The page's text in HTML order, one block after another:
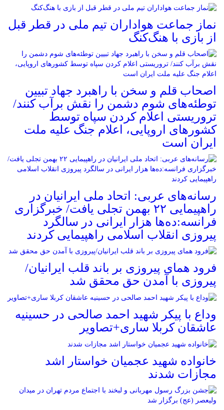
نماز جماعت هواداران تیم ملی در قطر قبل
از بازی با هنگ‌کنگ
اصحاب قلم و سخن با راهبرد جهاد تبیین
توطئه‌های شوم دشمن را نقش برآب کنند/
تروریستی اعلام کردن سپاه توسط
کشورهای اروپایی، اعلام جنگ علیه ملت
ایران است
رسانه‌های عربی: اتحاد ملی ایرانیان در
راهپیمایی ۲۲ بهمن تجلی یافت/ خبرگزاری
فرانسه:ده‌ها هزار ایرانی در سالگرد
پیروزی انقلاب اسلامی راهپیمایی کردند
فرود همای پیروزی بر باند قلب ایرانیان/
پیروزی با آمدن حق محقق شد
وداع با پیکر شهید احمد صالحی‌ در حسینیه
عاشقان کربلا ساری+تصاویر
خانواده شهید عجمیان خواستار اشد
مجازات شدند